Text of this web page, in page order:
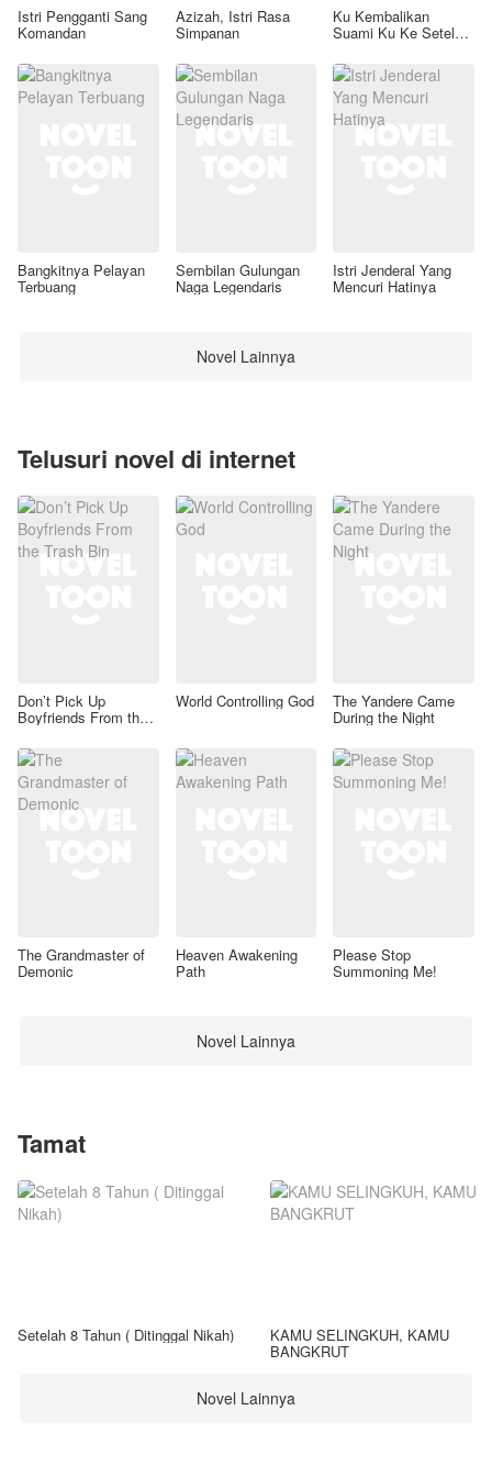
Istri Pengganti Sang
Komandan
Azizah, Istri Rasa
Simpanan
Ku Kembalikan
Suami Ku Ke Setelan
Bangkitnya Pelayan
Terbuang
Sembilan Gulungan
Naga Legendaris
Istri Jenderal Yang
Mencuri Hatinya
Novel Lainnya
Telusuri novel di internet
Don’t Pick Up
Boyfriends From the
World Controlling God The Yandere Came
During the Night
The Grandmaster of
Demonic
Heaven Awakening
Path
Please Stop
Summoning Me!
Novel Lainnya
Tamat
Setelah 8 Tahun ( Ditinggal Nikah) KAMU SELINGKUH, KAMU
BANGKRUT
Novel Lainnya